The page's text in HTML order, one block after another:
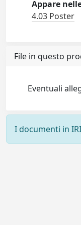
Appare
4.03 Poster
File in questo
Eventuali
I documenti in